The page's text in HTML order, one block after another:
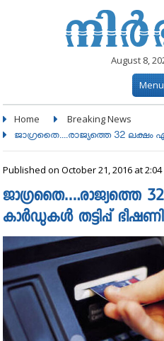
August 8,
Menu
Home Breaking News
ജാഗ്രതൈ....രാജ്യത്തെ 32 ലക്ഷം
Published on October 21, 2016 at 2:04
ജാഗ്രതൈ….രാജ്യത്തെ
കാര്‍ഡുകള്‍ തട്ടിപ്പ്